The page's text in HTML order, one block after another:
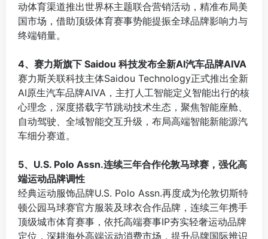
动体育渠道推出世界杯主题联合营销活动，精准布局美
国市场，借助顶级体育赛事势能提振全球品牌影响力与
终端销量。
4、赛力斯旗下 Saidou 科技发布全新AI汽车品牌AIVA
赛力斯关联科技主体Saidou Technology正式推出全新
AI原生汽车品牌AIVA，主打人工智能定义智能出行的核
心理念，深度搭载字节跳动技术生态，聚焦智能座舱、
自动驾驶、全域智能交互升级，布局高端智能新能源汽
车细分赛道。
5、U.S. Polo Assn.连续三年合作伦敦马球赛，强化高
端运动品牌调性
经典运动服饰品牌U.S. Polo Assn.再度成为伦敦切斯特
顿公园马球赛官方服装及球衣合作品牌，连续三年携手
顶级城市体育赛事，依托高端赛事IP夯实轻奢运动品牌
定位，深耕海外高端运动消费市场，提升品牌国际辨识